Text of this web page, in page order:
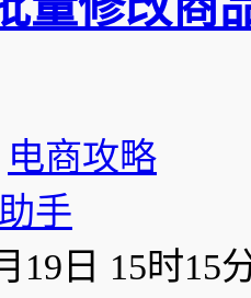
电商攻略
手
19日 15时15